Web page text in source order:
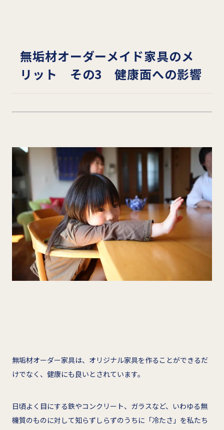
無垢材オーダーメイド家具のメ
リット その3 健康面への影響
無垢材オーダー家具は、オリジナル家具を作ることができるだ
けでなく、健康にも良いとされています。
日頃よく目にする鉄やコンクリート、ガラスなど、いわゆる無
機質のものに対して知らずしらずのうちに「冷たさ」を私たち